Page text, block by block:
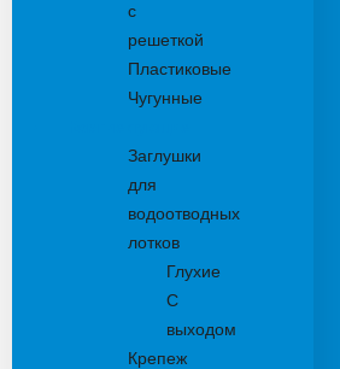
с
решеткой
Пластиковые
Чугунные
Заглушки
для
водоотводных
лотков
Глухие
С
выходом
Крепеж